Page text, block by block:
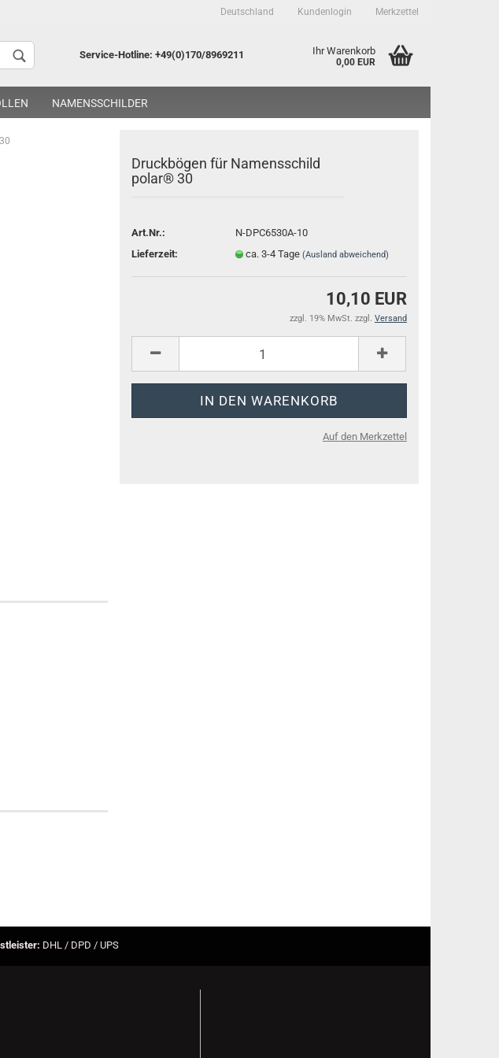
Deutschland Kundenlogin
Konto erstellen
Passwort vergessen?
Merkzettel
Service-Hotline: +49(0)170/8969211 Ihr Warenkorb
0,00 EUR
NAMENSSCHILDER
Druckbögen für Namensschild
polar® 30
Art.Nr.:
N-DPC6530A-10
Lieferzeit:
ca. 3-4 Tage (Ausland abweichend)
10,10 EUR
zzgl. 19% MwSt. zzgl. Versand
Auf den Merkzettel
DHL / DPD / UPS